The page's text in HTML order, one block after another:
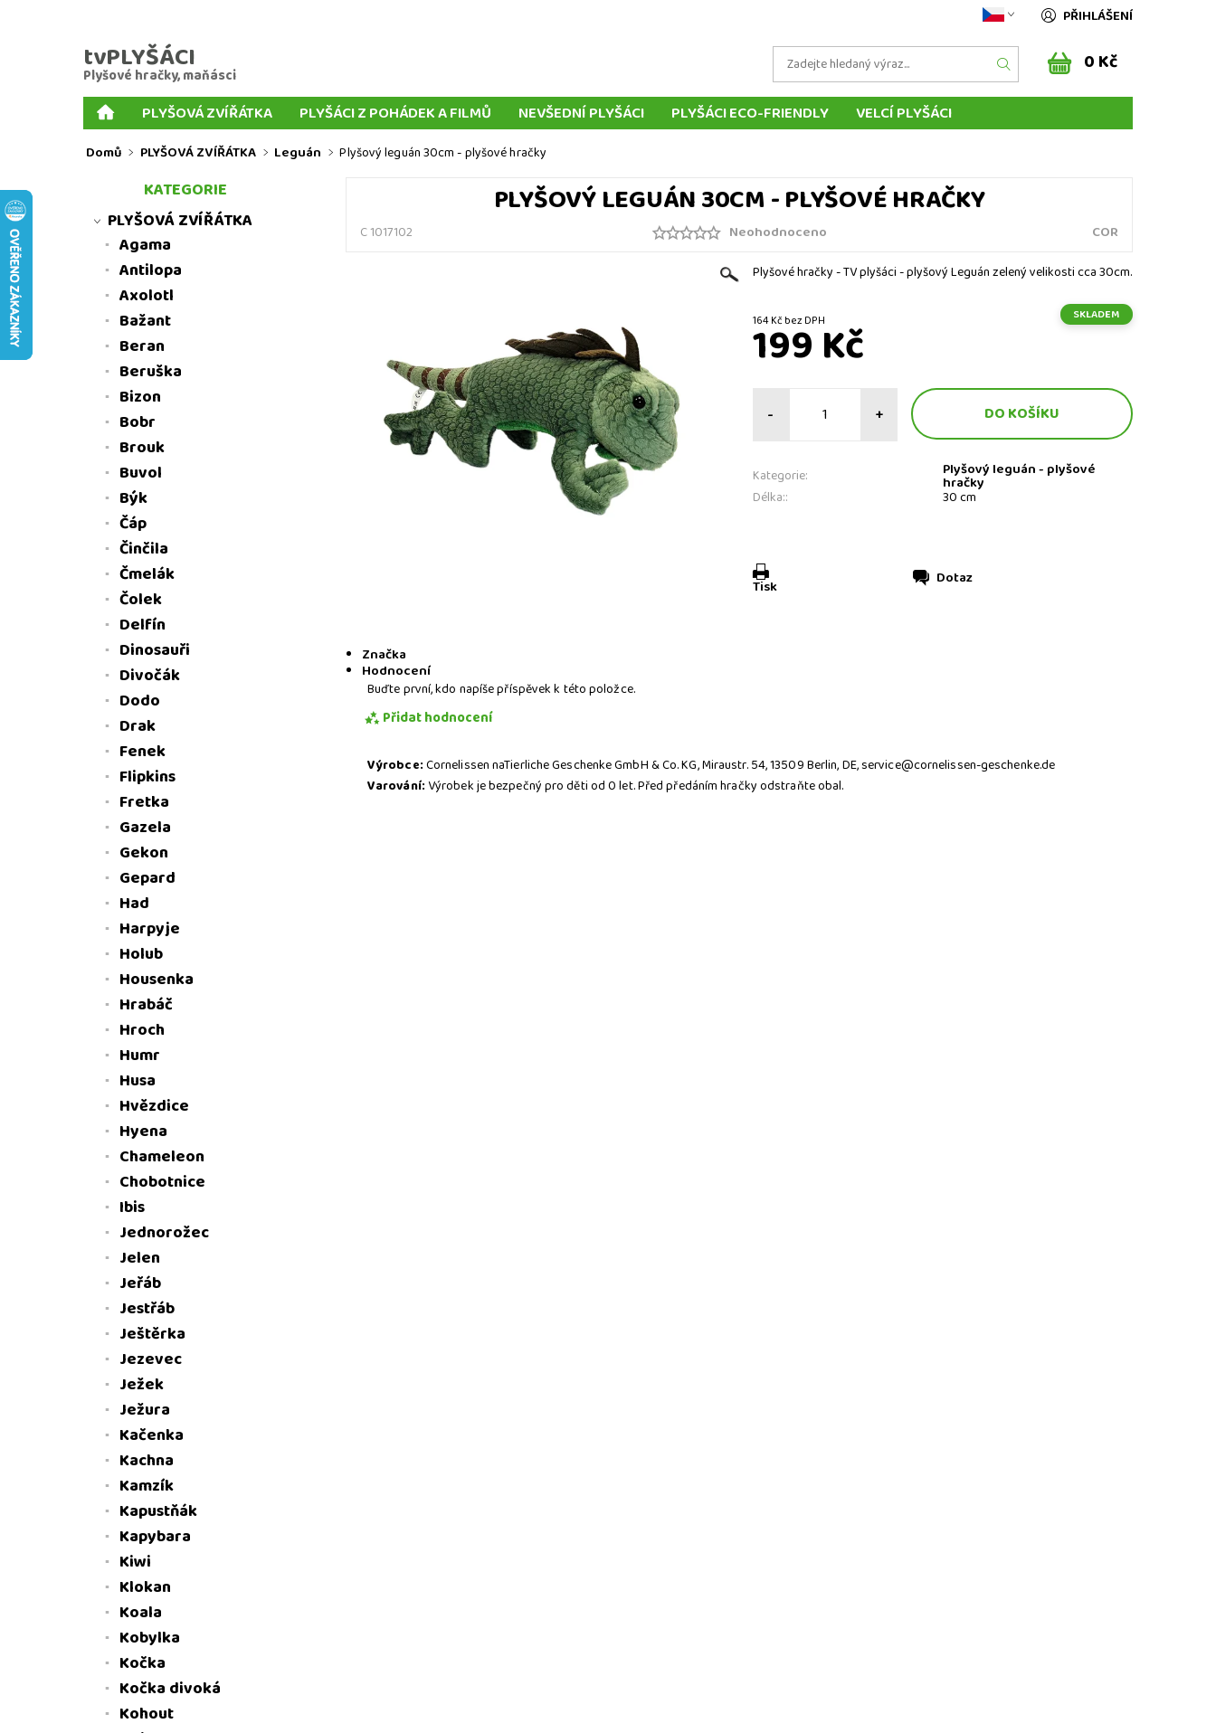
PŘIHLÁŠENÍ
tvPLYŠÁCI
Plyšové hračky, maňásci 0 Kč
PLYŠOVÁ ZVÍŘÁTKA PLYŠÁCI Z POHÁDEK A FILMŮ NEVŠEDNÍ PLYŠÁCI PLYŠÁCI ECO-FRIENDLY
VELCÍ PLYŠÁCI
PLYŠOVÉ KLÍČENKY
PLYŠOVÍ PSI MIX PLYŠOVÝCH ZVÍŘÁTEK
MNOŽSTEVNÍ SLEVY
Domů PLYŠOVÁ ZVÍŘÁTKA Leguán Plyšový leguán 30cm - plyšové hračky
PLYŠOVÝ LEGUÁN 30CM - PLYŠOVÉ HRAČKY
C 1017102 Neohodnoceno COR
Plyšové hračky - TV plyšáci - plyšový Leguán zelený velikosti cca 30cm.
164 Kč bez DPH SKLADEM
199 Kč
- +
Kategorie: Plyšový leguán - plyšové
hračky
Délka:: 30 cm
Tisk Dotaz
Značka
Hodnocení
Buďte první, kdo napíše příspěvek k této položce.
Přidat hodnocení
Výrobce:Cornelissen naTierliche Geschenke GmbH & Co. KG, Miraustr. 54, 13509 Berlin, DE, service@cornelissen-geschenke.de
Varování:Výrobek je bezpečný pro děti od 0 let. Před předáním hračky odstraňte obal.
KATEGORIE
PLYŠOVÁ ZVÍŘÁTKA
Agama
Antilopa
Axolotl
Bažant
Beran
Beruška
Bizon
Bobr
Brouk
Buvol
Býk
Čáp
Činčila
Čmelák
Čolek
Delfín
Dinosauři
Divočák
Dodo
Drak
Fenek
Flipkins
Fretka
Gazela
Gekon
Gepard
Had
Harpyje
Holub
Housenka
Hrabáč
Hroch
Humr
Husa
Hvězdice
Hyena
Chameleon
Chobotnice
Ibis
Jednorožec
Jelen
Jeřáb
Jestřáb
Ještěrka
Jezevec
Ježek
Ježura
Kačenka
Kachna
Kamzík
Kapustňák
Kapybara
Kiwi
Klokan
Koala
Kobylka
Kočka
Kočka divoká
Kohout